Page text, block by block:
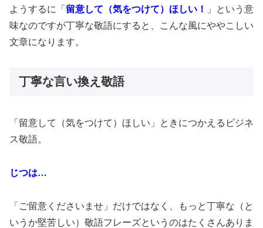
ようするに「 留意して（気をつけて）ほしい！
」という意
味なのですが丁寧な敬語にすると、こんな風にややこしい
文章になります。
丁寧な言い換え敬語
「留意して（気をつけて）ほしい」ときにつかえるビジネ
ス敬語。
じつは…
「ご留意くださいませ」だけではなく、もっと丁寧な（と
いうか堅苦しい）敬語フレーズというのはたくさんありま